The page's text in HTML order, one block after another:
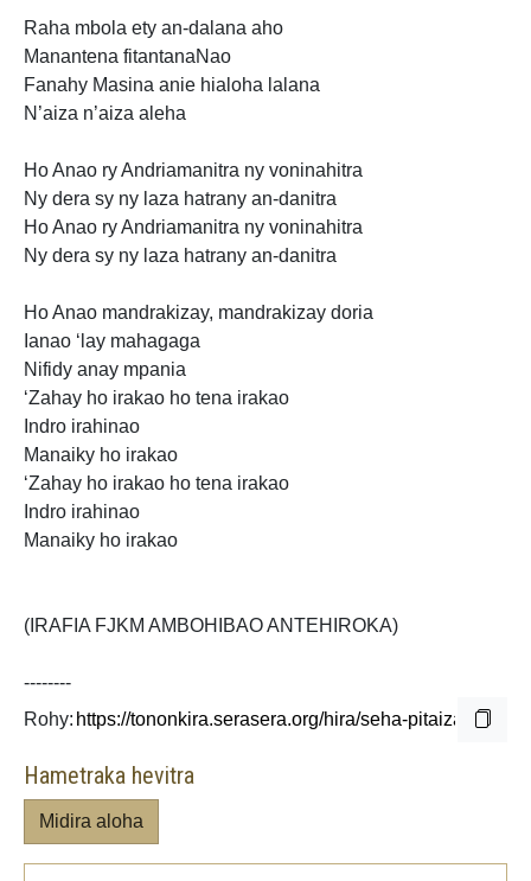
Raha mbola ety an-dalana aho
Manantena fitantanaNao
Fanahy Masina anie hialoha lalana
N’aiza n’aiza aleha
Ho Anao ryAndriamanitra ny voninahitra
Ny dera sy ny laza hatrany an-danitra
Ho Anao ry Andriamanitra ny voninahitra
Ny dera sy ny laza hatrany an-danitra
Ho Anao mandrakizay, mandrakizay doria
Ianao ‘lay mahagaga
Nifidy anay mpania
‘Zahay ho irakao ho tena irakao
Indro irahinao
Manaiky ho irakao
‘Zahay ho irakao ho tena irakao
Indro irahinao
Manaiky ho irakao
(IRAFIA FJKM AMBOHIBAO ANTEHIROKA)
--------
Rohy:
Hametraka hevitra
Midira aloha